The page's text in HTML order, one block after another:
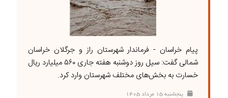
پیام خراسان - فرماندار شهرستان راز و جرگلان خراسان
شمالی گفت: سیل روز دوشنبه هفته جاری ۵۶۰ میلیارد ریال
خسارت به بخش‌های مختلف شهرستان وارد کرد.
پنجشنبه ۱۵ مرداد ۱۴۰۵